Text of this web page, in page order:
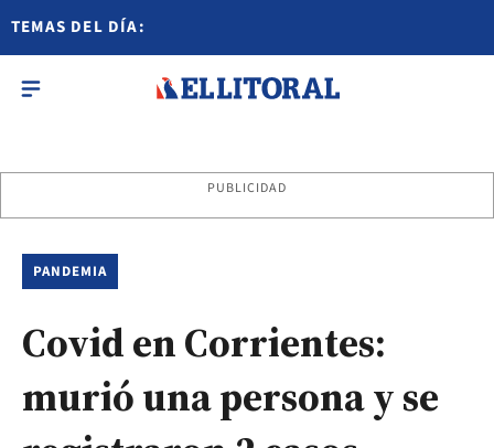
TEMAS DEL DÍA:
PUBLICIDAD
PANDEMIA
Covid en Corrientes:
murió una persona y se